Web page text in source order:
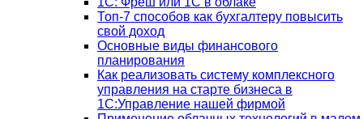
Топ-7 способов как бухгалтеру повысить
свой доход
Основные виды финансового
планирования
Как реализовать систему комплексного
управления на старте бизнеса в
1С:Управление нашей фирмой